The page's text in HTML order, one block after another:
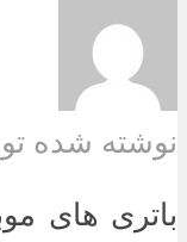
نوشته شده
باتری های